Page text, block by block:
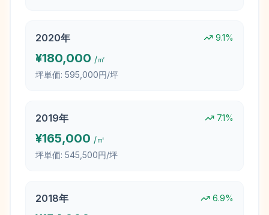
2020年 9.1%
¥180,000 /㎡
坪単価: 595,000円/坪
2019年 7.1%
¥165,000 /㎡
坪単価: 545,500円/坪
2018年 6.9%